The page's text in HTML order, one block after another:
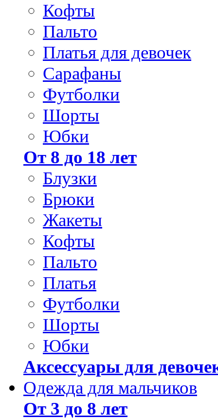
Кофты
Пальто
Платья для девочек
Сарафаны
Футболки
Шорты
Юбки
От 8 до 18 лет
Блузки
Брюки
Жакеты
Кофты
Пальто
Платья
Футболки
Шорты
Юбки
Аксессуары для
Одежда для мальчиков
От 3 до 8 лет